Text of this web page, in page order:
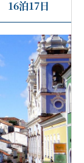
16泊17日